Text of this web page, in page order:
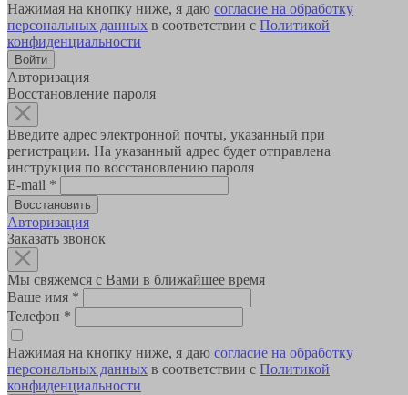
Нажимая на кнопку ниже, я даю согласие на обработку
персональных данных в соответствии с Политикой
конфиденциальности
Авторизация
Восстановление пароля
Введите адрес электронной почты, указанный при
регистрации. На указанный адрес будет отправлена
инструкция по восстановлению пароля
E-mail *
Авторизация
Заказать звонок
Мы свяжемся с Вами в ближайшее время
Ваше имя *
Телефон *
Нажимая на кнопку ниже, я даю согласие на обработку
персональных данных в соответствии с Политикой
конфиденциальности